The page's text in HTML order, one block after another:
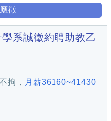
徵
系誠徵約聘助教乙
拘，
月薪36160~41430